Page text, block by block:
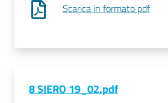
on line
Scarica in formato pdf
8 SIERO 19_02.pdf